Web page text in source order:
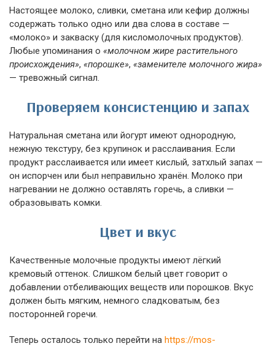
Настоящее молоко, сливки, сметана или кефир должны
содержать только одно или два слова в составе —
«молоко» и закваску (для кисломолочных продуктов).
Любые упоминания о «молочном жире растительного
происхождения», «порошке», «заменителе молочного жира»
— тревожный сигнал.
Проверяем консистенцию и запах
Натуральная сметана или йогурт имеют однородную,
нежную текстуру, без крупинок и расслаивания. Если
продукт расслаивается или имеет кислый, затхлый запах —
он испорчен или был неправильно хранён. Молоко при
нагревании не должно оставлять горечь, а сливки —
образовывать комки.
Цвет и вкус
Качественные молочные продукты имеют лёгкий
кремовый оттенок. Слишком белый цвет говорит о
добавлении отбеливающих веществ или порошков. Вкус
должен быть мягким, немного сладковатым, без
посторонней горечи.
Теперь осталось только перейти на https://mos-